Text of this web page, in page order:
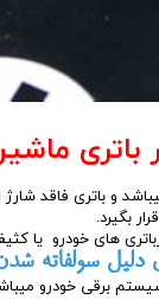
بگیرد.
های خودرو یا
دلیل سولفاته
برقی خودرو